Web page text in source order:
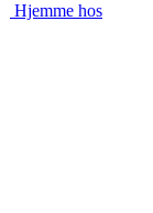
Hjemme hos